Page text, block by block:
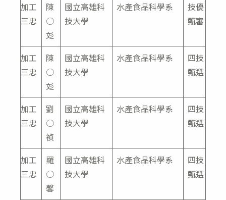
加工
三忠
陳
○
彣
國立高雄科
技大學
水產食品科學系
技優
甄審
加工
三忠
陳
○
彣
國立高雄科
技大學
水產食品科學系
四技
甄選
加工
三忠
劉
○
禎
國立高雄科
技大學
水產食品科學系
四技
甄選
加工
三忠
羅
○
馨
國立高雄科
技大學
水產食品科學系
四技
甄選